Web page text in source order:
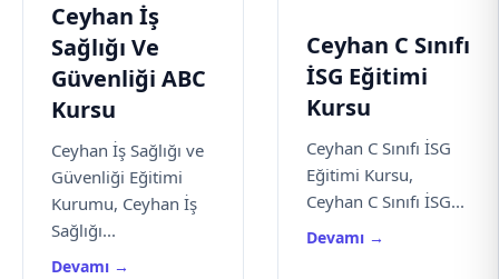
Ceyhan İş
Sağlığı Ve
Güvenliği ABC
Kursu
Ceyhan İş Sağlığı ve
Güvenliği Eğitimi
Kurumu, Ceyhan İş
Sağlığı...
Devamı →
Ceyhan C Sınıfı
İSG Eğitimi
Kursu
Ceyhan C Sınıfı İSG
Eğitimi Kursu,
Ceyhan C Sınıfı İSG...
Devamı →